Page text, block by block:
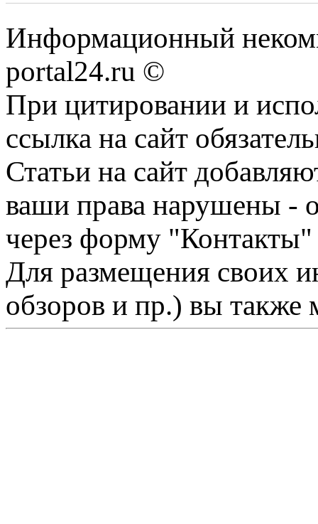
Информационный
portal24.ru ©
При цитировании и
ссылка на сайт
Статьи на сайт
ваши права нарушены -
через форму "Контакты"
Для размещения своих
обзоров и пр.) вы также